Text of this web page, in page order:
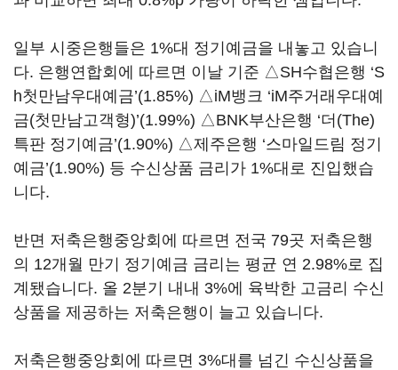
일부 시중은행들은 1%대 정기예금을 내놓고 있습니
다. 은행연합회에 따르면 이날 기준 △SH수협은행 ‘S
h첫만남우대예금’(1.85%) △iM뱅크 ‘iM주거래우대예
금(첫만남고객형)’(1.99%) △BNK부산은행 ‘더(The)
특판 정기예금’(1.90%) △제주은행 ‘스마일드림 정기
예금’(1.90%) 등 수신상품 금리가 1%대로 진입했습
니다.
반면 저축은행중앙회에 따르면 전국 79곳 저축은행
의 12개월 만기 정기예금 금리는 평균 연 2.98%로 집
계됐습니다. 올 2분기 내내 3%에 육박한 고금리 수신
상품을 제공하는 저축은행이 늘고 있습니다.
저축은행중앙회에 따르면 3%대를 넘긴 수신상품을